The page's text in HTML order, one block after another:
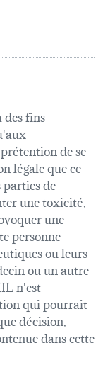
des fins
de se
légale que ce
de
une toxicité,
une
personne
ou leurs
ou un autre
n'est
qui pourrait
décision,
dans cette